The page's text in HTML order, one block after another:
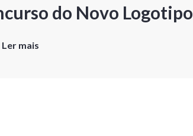
do Novo Logotipo
Ler mais